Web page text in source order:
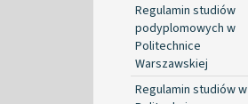
Regulamin studiów
podyplomowych w
Politechnice
Warszawskiej
Regulamin studiów w